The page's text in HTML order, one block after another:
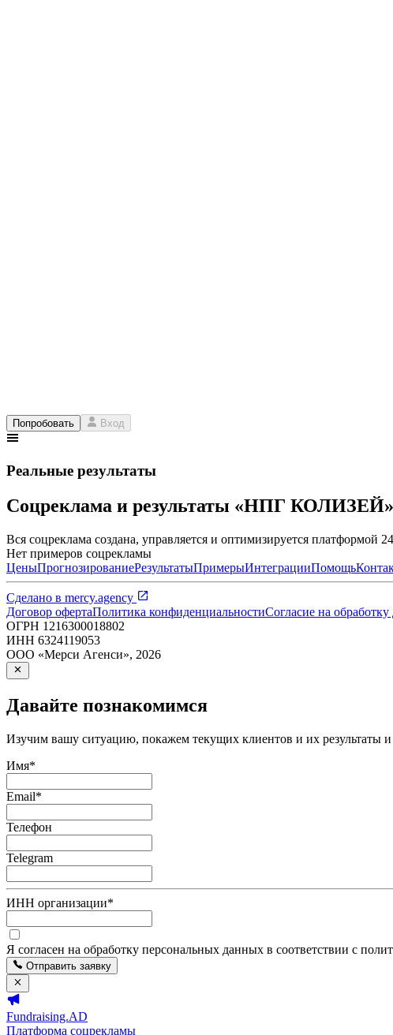
Попробовать Вход
Реальные результаты
Соцреклама и результаты «НПГ КОЛИЗЕЙ»
Вся соцреклама создана, управляется и оптимизируется платформой
Нет примеров соцрекламы
ЦеныПрогнозированиеРезультатыПримерыИнтеграцииПомощь
Сделано в mercy.agency
Договор офертаПолитика конфиденциальностиСогласие на
ОГРН 1216300018802
ИНН 6324119053
ООО «Мерси Агенси», 2026
Давайте познакомимся
Изучим вашу ситуацию, покажем текущих клиентов и их результаты
Имя*
Email*
Телефон
Telegram
ИНН организации*
Я согласен на обработку персональных данных в соответствии с
Отправить заявку
Fundraising.AD
Платформа соцрекламы